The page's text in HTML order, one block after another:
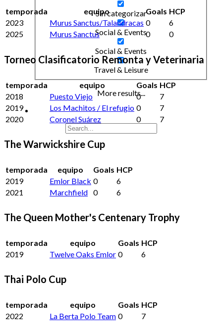
Sin categorizar
Social & Events
Social & Events
Travel & Leisure
More results...
temporada equipo Goals HCP
2023
Murus Sanctus/Talandracas 0
6
2025
Murus Sanctus 0 0
Torneo Clasificatorio Remonta y Veterinaria
temporada equipo Goals HCP
2018
Puesto Viejo 0
7
2019
Los Machitos / El refugio 0
7
2020
Coronel Suárez 0 7
The Warwickshire Cup
temporada equipo Goals HCP
2019
Emlor Black 0
6
2021
Marchfield 0 6
The Queen Mother's Centenary Trophy
temporada equipo Goals HCP
2019
Twelve Oaks Emlor 0 6
Thai Polo Cup
temporada equipo Goals HCP
2022
La Berta Polo Team 0 7